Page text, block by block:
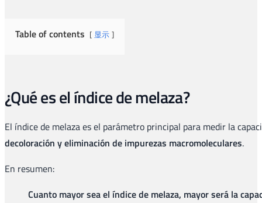
Table of contents 显示
¿Qué es el índice de melaza?
El índice de melaza es el parámetro principal para medir la
decoloración y eliminación de impurezas macromoleculares.
En resumen:
Cuanto mayor sea el índice de melaza, mayor será la